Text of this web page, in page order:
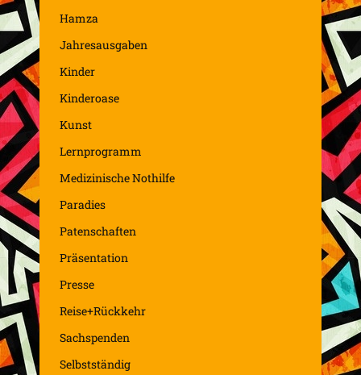
Hamza
Jahresausgaben
Kinder
Kinderoase
Kunst
Lernprogramm
Medizinische Nothilfe
Paradies
Patenschaften
Präsentation
Presse
Reise+Rückkehr
Sachspenden
Selbstständig